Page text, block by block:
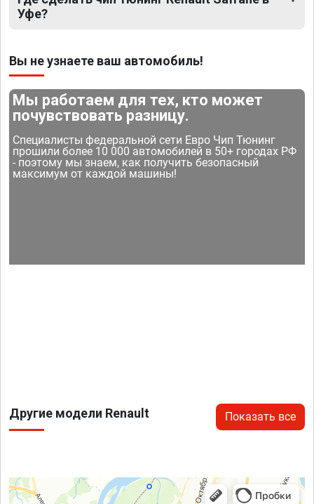
Уфе?
Вы не узнаете ваш автомобиль!
Мы работаем для тех, кто может
почувствовать разницу.
Специалисты федеральной сети Евро Чип Тюнинг
прошили более 10 000 автомобилей в 50+ городах РФ
- поэтому мы знаем, как получить безопасный
максимум от каждой машины!
Другие модели Renault Показать все